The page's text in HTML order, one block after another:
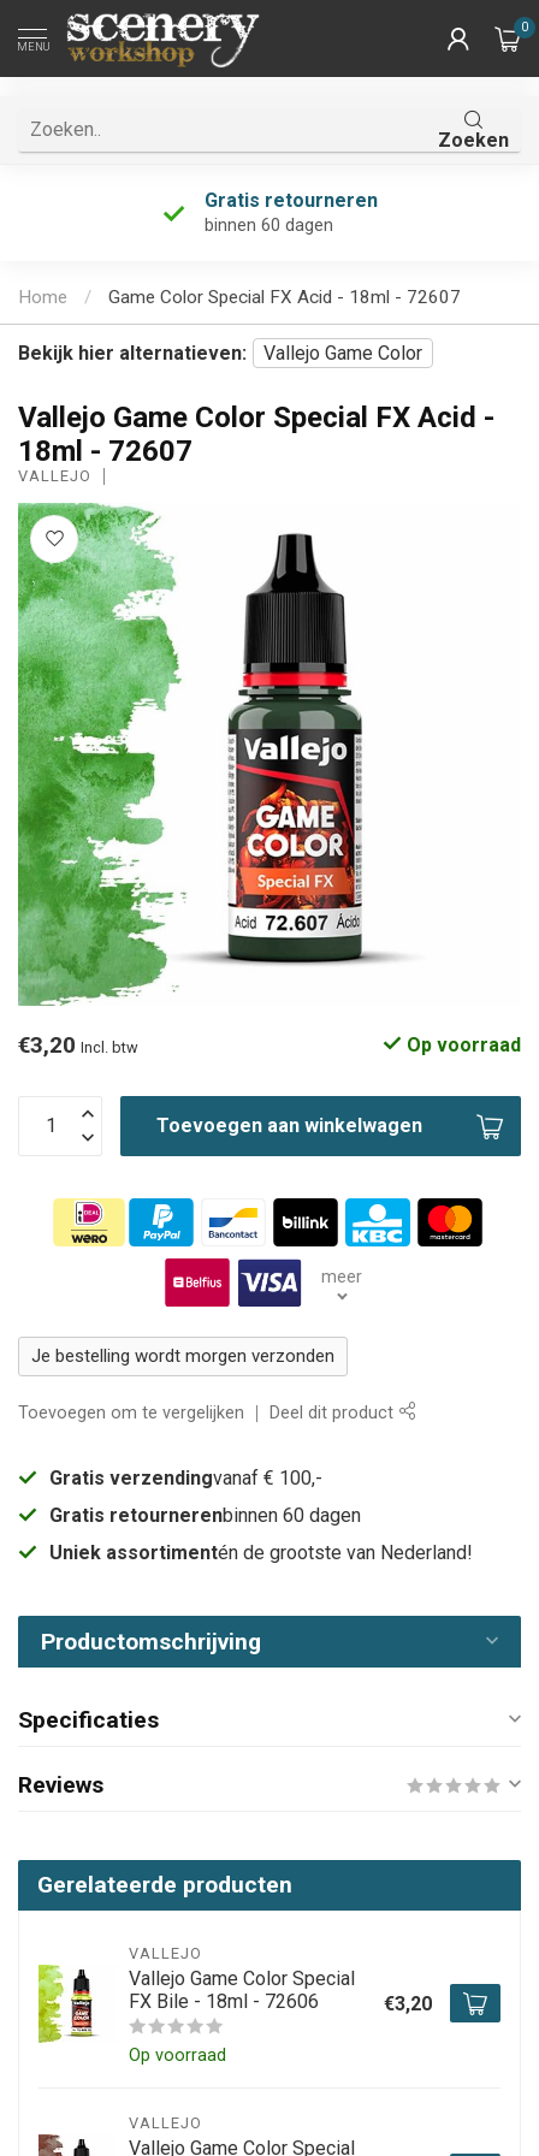
MENU
0
Zoeken
Gratis retourneren
binnen 60 dagen
Home / Game Color Special FX Acid - 18ml - 72607
Bekijk hier alternatieven: Vallejo Game Color
Vallejo Game Color Special FX Acid -
18ml - 72607
VALLEJO
€3,20 Incl. btw Op voorraad
Toevoegen aan winkelwagen
meer
Je bestelling wordt morgen verzonden
Toevoegen om te vergelijken Deel dit product
Gratis verzendingvanaf € 100,-
Gratis retournerenbinnen 60 dagen
Uniek assortimentén de grootste van Nederland!
Productomschrijving
Specificaties
Reviews
Gerelateerde producten
VALLEJO
Vallejo Game Color Special
FX Bile - 18ml - 72606
Op voorraad
€3,20
VALLEJO
Vallejo Game Color Special